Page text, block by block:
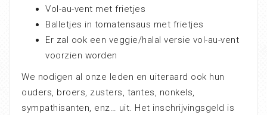
Vol-au-vent met frietjes
Balletjes in tomatensaus met frietjes
Er zal ook een veggie/halal versie vol-au-vent
voorzien worden
We nodigen al onze leden en uiteraard ook hun
ouders, broers, zusters, tantes, nonkels,
sympathisanten, enz… uit. Het inschrijvingsgeld is